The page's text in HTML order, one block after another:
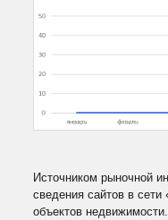
Источником рыночной
сведения сайтов в
объектов